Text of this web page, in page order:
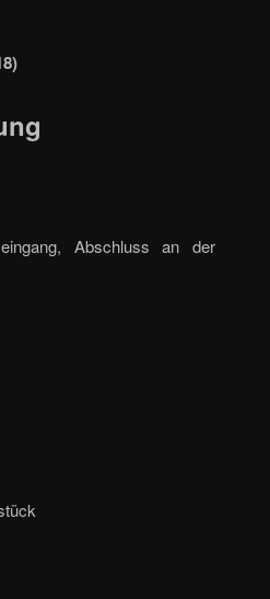
Abschluss an der